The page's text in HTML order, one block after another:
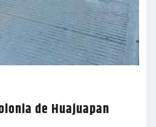
de Huajuapan